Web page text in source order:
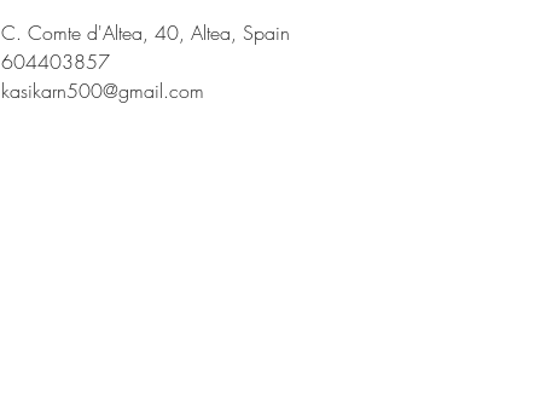
C. Comte d'Altea, 40, Altea, Spain
604403857
kasikarn500@gmail.com